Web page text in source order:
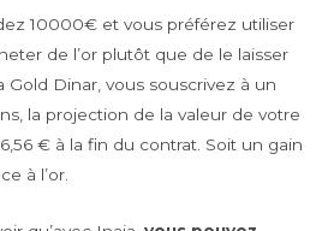
10000€ et vous préférez utiliser
de l’or plutôt que de le laisser
Gold Dinar, vous souscrivez à un
la projection de la valeur de votre
€ à la fin du contrat. Soit un gain
à l’or.